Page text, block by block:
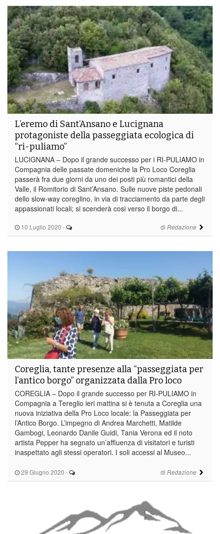
10 Luglio 2020 - di Redazione
L’eremo di Sant’Ansano e Lucignana
protagoniste della passeggiata ecologica di
“ri-puliamo”
LUCIGNANA – Dopo il grande successo per i RI-PULIAMO in
Compagnia delle passate domeniche la Pro Loco Coreglia
passerà fra due giorni da uno dei posti più romantici della
Valle, il Romitorio di Sant’Ansano. Sulle nuove piste pedonali
dello slow-way coreglino, in via di tracciamento da parte degli
appassionati locali; si scenderà cosi verso il borgo di...
29 Giugno 2020 - di Redazione
Coreglia, tante presenze alla “passeggiata per
l’antico borgo” organizzata dalla Pro loco
COREGLIA – Dopo il grande successo per RI-PULIAMO in
Compagnia a Tereglio ieri mattina si è tenuta a Coreglia una
nuova iniziativa della Pro Loco locale: la Passeggiata per
l’Antico Borgo. L’impegno di Andrea Marchetti, Matilde
Gambogi, Leonardo Danile Guidi, Tania Verona ed il noto
artista Pepper ha segnato un’affluenza di visitatori e turisti
inaspettato agli stessi operatori. I soli accessi al Museo...